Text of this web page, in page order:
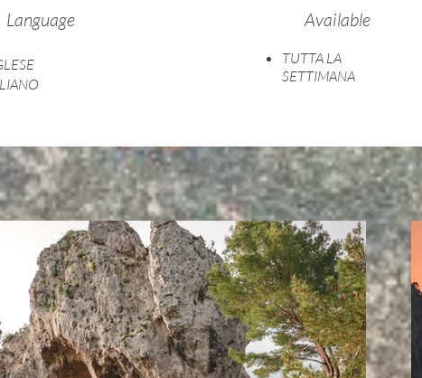
Language
TUTTA LA
SETTIMANA
Available